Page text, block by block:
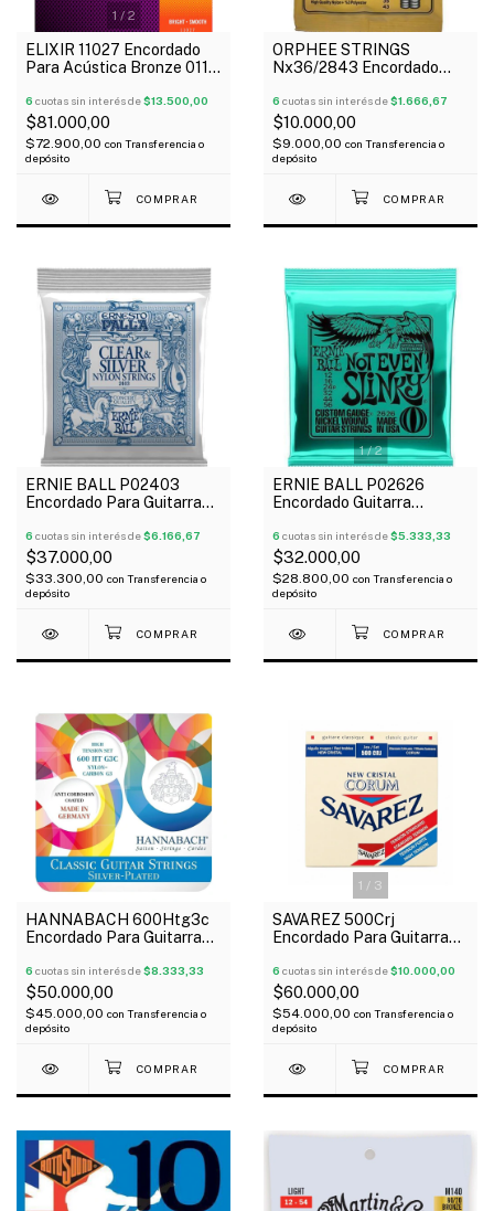
1/2
ELIXIR 11027 Encordado
Para Acústica Bronze 011-
Oferta!
6 cuotas sin interés de$13.500,00
$81.000,00
$72.900,00 con Transferencia o
depósito
ORPHEE STRINGS
Nx36/2843 Encordado
043 Nylon Tensión Normal
6 cuotas sin interés de$1.666,67
$10.000,00
$9.000,00 con Transferencia o
depósito
ERNIE BALL P02403
Encordado Para Guitarra
Nylon
6 cuotas sin interés de$6.166,67
$37.000,00
$33.300,00 con Transferencia o
depósito
1/2
ERNIE BALL P02626
Encordado Guitarra
Wound 12-56
6 cuotas sin interés de$5.333,33
$32.000,00
$28.800,00 con Transferencia o
depósito
HANNABACH 600Htg3c
Encordado Para Guitarra
Tensión Alta
6 cuotas sin interés de$8.333,33
$50.000,00
$45.000,00 con Transferencia o
depósito
1 / 3
SAVAREZ 500Crj
Encordado Para Guitarra
Cristal
6 cuotas sin interés de$10.000,00
$60.000,00
$54.000,00 con Transferencia o
depósito